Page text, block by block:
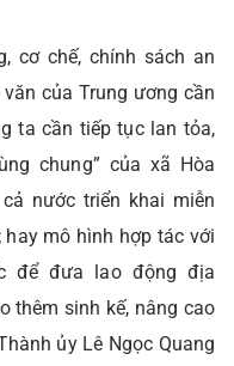
cơ chế, chính sách an
của Trung ương cần
ta cần tiếp tục lan tỏa,
chung” của xã Hòa
nước triển khai miễn
mô hình hợp tác với
để đưa lao động địa
thêm sinh kế, nâng cao
ủy Lê Ngọc Quang